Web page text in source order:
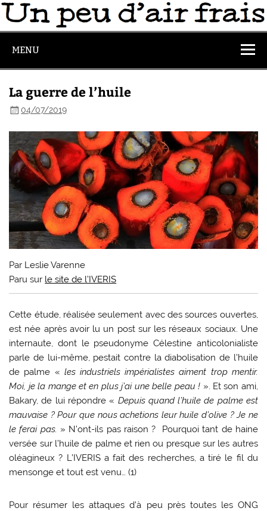
MENU
La guerre de l’huile
04/07/2019
Par Leslie Varenne
Paru sur le site de l’IVERIS
Cette étude, réalisée seulement avec des sources ouvertes,
est née après avoir lu un post sur les réseaux sociaux. Une
internaute, dont le pseudonyme Célestine anticolonialiste
parle de lui-même, pestait contre la diabolisation de l’huile
de palme « les industriels impérialistes aiment trop mentir.
Moi, je la mange et en plus j’ai une belle peau ! ». Et son ami,
Bakary, de lui répondre « Depuis quand l’huile de palme est
mauvaise ? Pour que nous achetions leur huile d’olive ? Je ne
le ferai pas. » N’ont-ils pas raison ? Pourquoi tant de haine
versée sur l’huile de palme et rien ou presque sur les autres
oléagineux ? L’IVERIS a fait des recherches, a tiré le fil du
mensonge et tout est venu… (1)
Pour résumer les attaques d’à peu près toutes les ONG